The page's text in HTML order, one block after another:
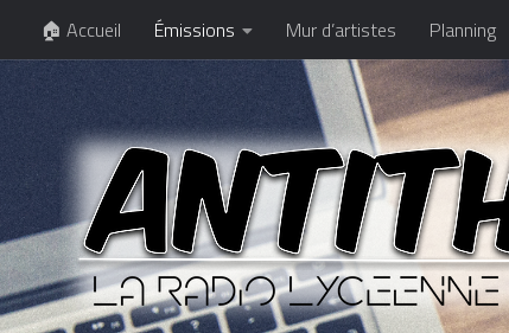
🏠 Accueil Émissions Mur d’artistes Planning